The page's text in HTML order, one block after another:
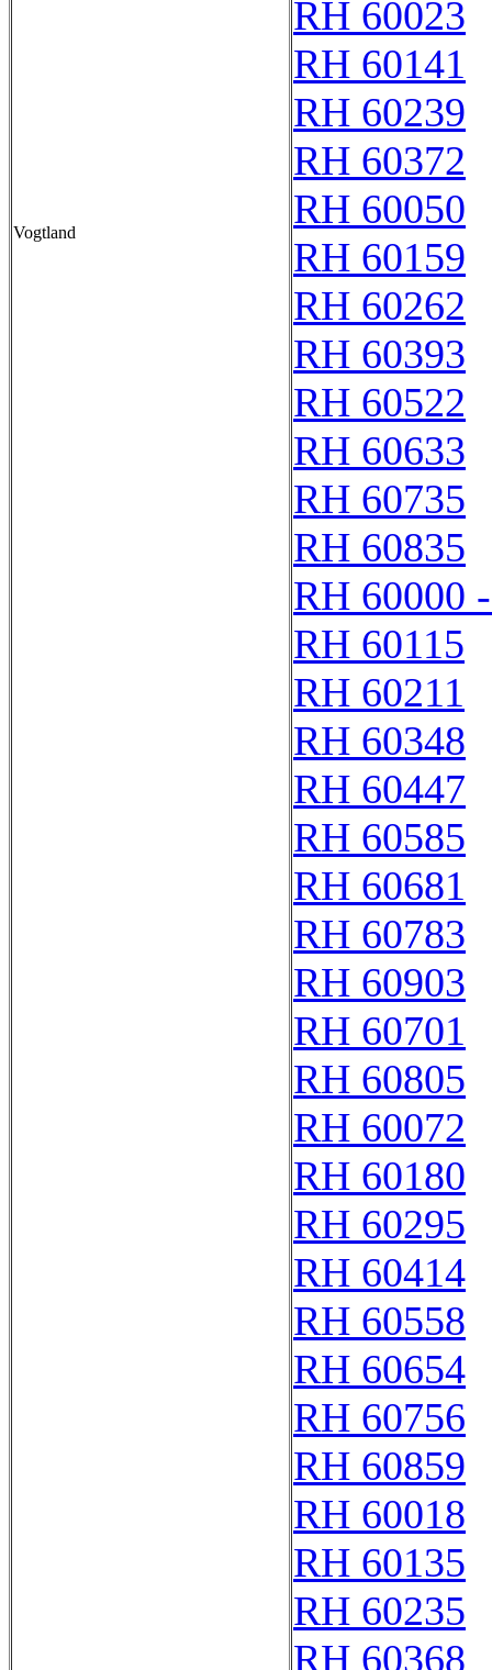
Vogtland
RH 60023
RH 60141
RH 60239
RH 60372
RH 60050
RH 60159
RH 60262
RH 60393
RH 60522
RH 60633
RH 60735
RH 60835
RH 60000
RH 60115
RH 60211
RH 60348
RH 60447
RH 60585
RH 60681
RH 60783
RH 60903
RH 60701
RH 60805
RH 60072
RH 60180
RH 60295
RH 60414
RH 60558
RH 60654
RH 60756
RH 60859
RH 60018
RH 60135
RH 60235
RH 60368